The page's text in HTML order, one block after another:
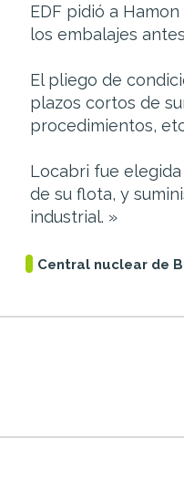
EDF pidió a
los embalajes
El pliego de
plazos cortos de
procedimientos,
Locabri fue
de su flota, y
industrial. »
Central nuclear de